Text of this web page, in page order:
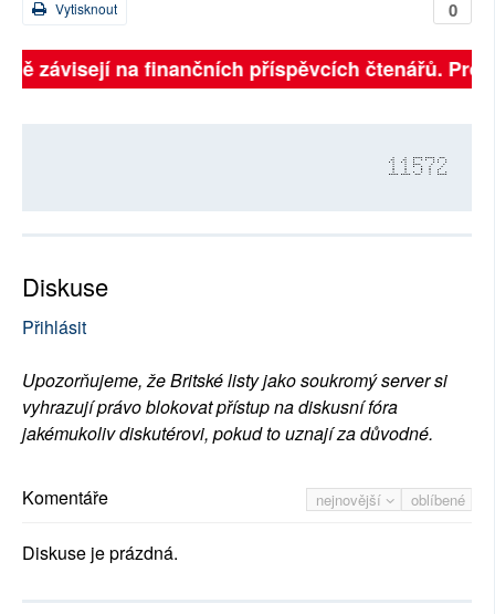
0
Vytisknout
závisejí na finančních příspěvcích čtenářů.
11572
Diskuse
Přihlásit
Upozorňujeme, že Britské listy jako soukromý server si
vyhrazují právo blokovat přístup na diskusní fóra
jakémukoliv diskutérovi, pokud to uznají za důvodné.
nejnovější oblíbené
Komentáře
Diskuse je prázdná.